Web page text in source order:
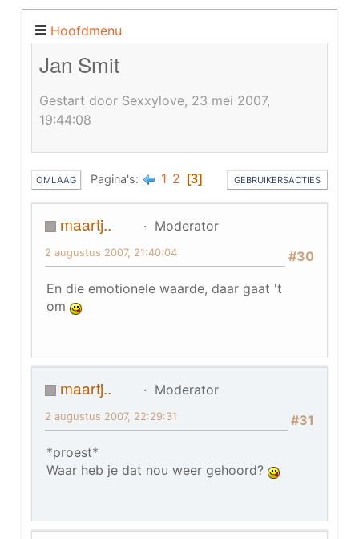
Hoofdmenu
Jan Smit
Gestart door Sexxylove, 23 mei 2007,
19:44:08
OMLAAG Pagina's 1 2 3 GEBRUIKERSACTIES
maartj..
Moderator
#30
2 augustus 2007, 21:40:04
En die emotionele waarde, daar gaat 't
om
maartj..
Moderator
#31
2 augustus 2007, 22:29:31
*proest*
Waar heb je dat nou weer gehoord?